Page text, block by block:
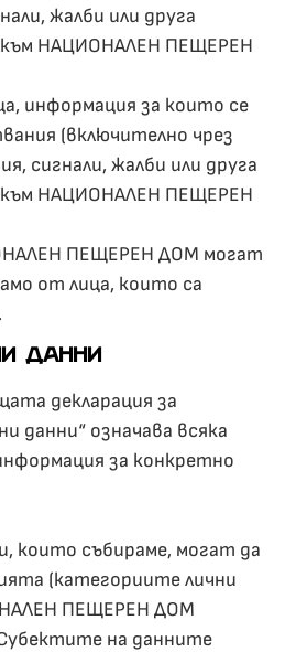
жалби или друга
към НАЦИОНАЛЕН ПЕЩЕРЕН
информация за които се
(включително чрез
сигнали, жалби или друга
към НАЦИОНАЛЕН ПЕЩЕРЕН
ПЕЩЕРЕН ДОМ могат
от лица, които са
ДАННИ
декларация за
данни“ означава всяка
за конкретно
които събираме, могат да
(категориите лични
ПЕЩЕРЕН ДОМ
на данните